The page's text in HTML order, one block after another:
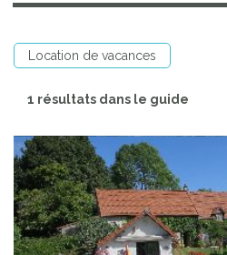
Location de vacances
1 résultats dans le guide